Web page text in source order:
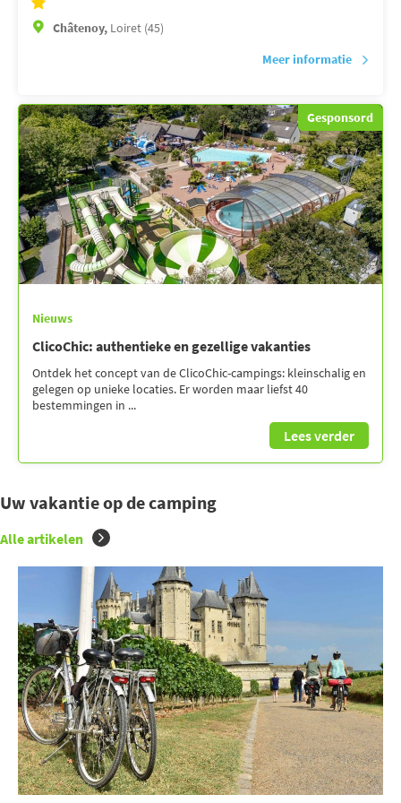
Châtenoy, Loiret (45)
Meer informatie
Gesponsord
Nieuws
ClicoChic: authentieke en gezellige vakanties
Ontdek het concept van de ClicoChic-campings: kleinschalig en
gelegen op unieke locaties. Er worden maar liefst 40
bestemmingen in ...
Lees verder
Uw vakantie op de camping
Alle artikelen